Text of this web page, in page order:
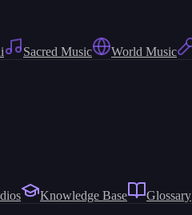
Sacred Music World Music
Knowledge Base Glossary